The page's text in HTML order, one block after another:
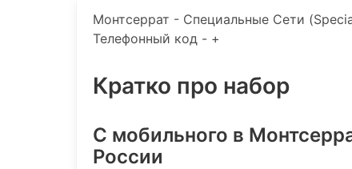
Монтсеррат - Специальные Сети
Телефонный код - +
Кратко про набор
C мобильного в
России